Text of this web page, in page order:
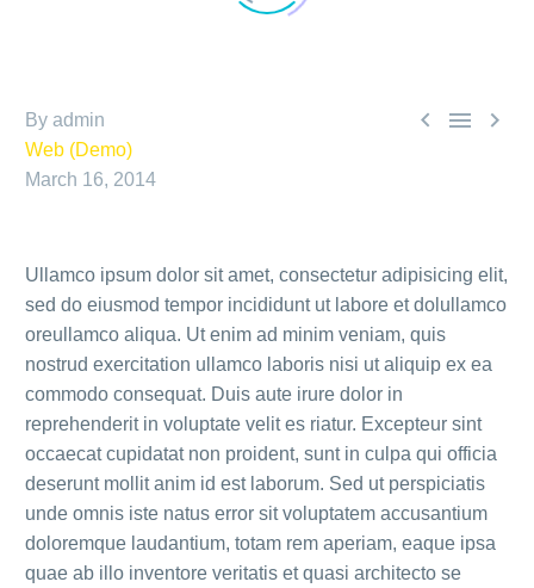
  
By admin
Web (Demo)
March 16, 2014
Ullamco ipsum dolor sit amet, consectetur adipisicing elit,
sed do eiusmod tempor incididunt ut labore et dolullamco
oreullamco aliqua. Ut enim ad minim veniam, quis
nostrud exercitation ullamco laboris nisi ut aliquip ex ea
commodo consequat. Duis aute irure dolor in
reprehenderit in voluptate velit es riatur. Excepteur sint
occaecat cupidatat non proident, sunt in culpa qui officia
deserunt mollit anim id est laborum. Sed ut perspiciatis
unde omnis iste natus error sit voluptatem accusantium
doloremque laudantium, totam rem aperiam, eaque ipsa
quae ab illo inventore veritatis et quasi architecto se